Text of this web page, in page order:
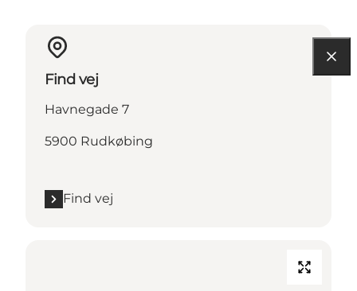
Find vej
Havnegade 7
5900 Rudkøbing
Find vej